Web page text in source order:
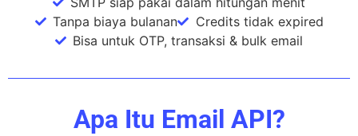
Tanpa biaya bulanan
Credits tidak expired
Bisa untuk OTP, transaksi & bulk email
Apa Itu Email API?